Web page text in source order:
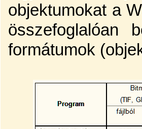
objektumokat a
összefoglalóan
formátumok